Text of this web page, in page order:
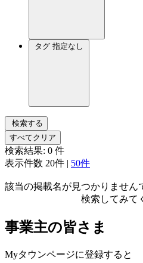
タグ 指定なし
検索する
すべてクリア
検索結果: 0 件
表示件数 20件 | 50件
該当の掲載名が見つかりません
検索してみて
事業主の皆さま
Myタウンページに登録すると